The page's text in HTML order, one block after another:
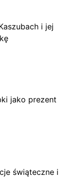
i jej
jako prezent
świąteczne i